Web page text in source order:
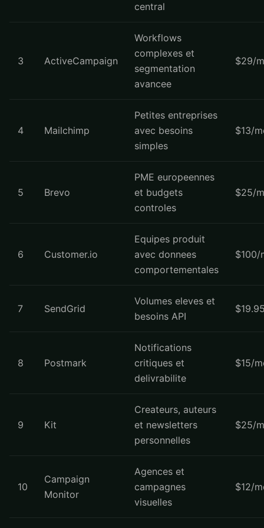
central
3 ActiveCampaign
Workflows
complexes et
segmentation
avancee
$29/
4 Mailchimp
Petites entreprises
avec besoins
simples
$13/
5 Brevo
PME europeennes
et budgets
controles
$25/
6 Customer.io
Equipes produit
avec donnees
comportementales
$100/
7 SendGrid
Volumes eleves et
besoins API
8 Postmark
Notifications
critiques et
delivrabilite
$15/
9 Kit
Createurs, auteurs
et newsletters
personnelles
$25/
10
Campaign
Monitor
Agences et
campagnes
visuelles
$12/